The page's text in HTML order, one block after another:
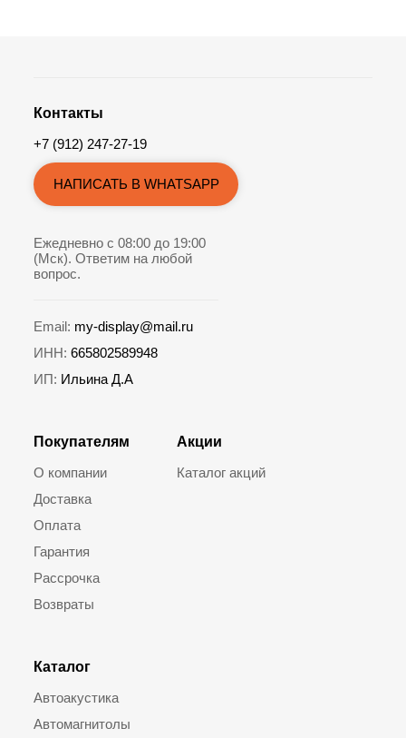
Покупателям
О компании
Доставка
Оплата
Гарантия
Рассрочка
Возвраты
Каталог
Автоакустика
Автомагнитолы
Акции
Каталог акций
Контакты
+7 (912) 247-27-19
НАПИСАТЬ В WHATSAPP
Ежедневно с 08:00 до 19:00
(Мск). Ответим на любой
вопрос.
Email: my-display@mail.ru
ИНН: 665802589948
ИП: Ильина Д.А